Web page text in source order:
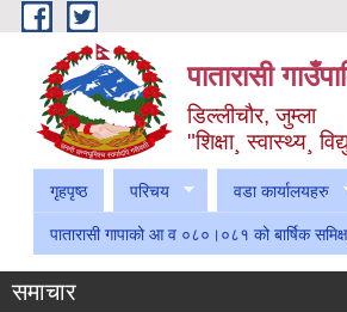
Skip to main content
पातारासी
डिल्लीचौर, जुम्ला
"शिक्षा¸ स्वास्थ्य¸
गृहपृष्ठ परिचय वडा कार्यालयहरु
पातारासी गापाको आ व ०८०।०८१ को बार्षिक
समाचार